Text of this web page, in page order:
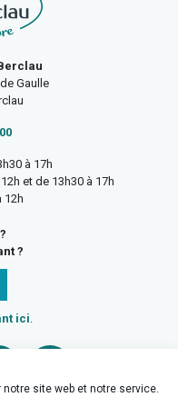
site web et notre service.
Gaulle
à 17h
et de 13h30 à 17h
12h
?
ici